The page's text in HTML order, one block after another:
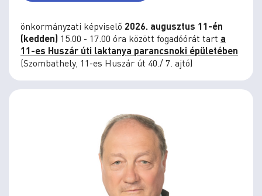
önkormányzati képviselő 2026. augusztus 11-én
(kedden) 15.00 - 17.00 óra között fogadóórát tart a
11-es Huszár úti laktanya parancsnoki épületében
(Szombathely, 11-es Huszár út 40./ 7. ajtó)